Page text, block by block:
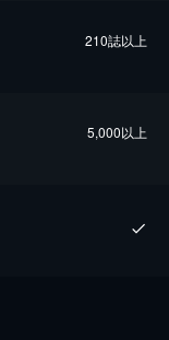
210誌以上
5,000以上